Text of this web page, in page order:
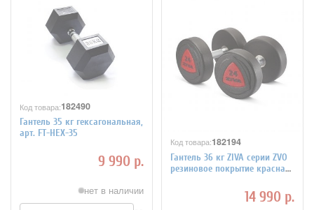
Код товара:182490
Гантель 35 кг гексагональная,
арт. FT-HEX-35
9 990 р.
нет в наличии
Код товара:182194
Гантель 36 кг ZIVA серии ZVO
резиновое покрытие красная
14 990 р.